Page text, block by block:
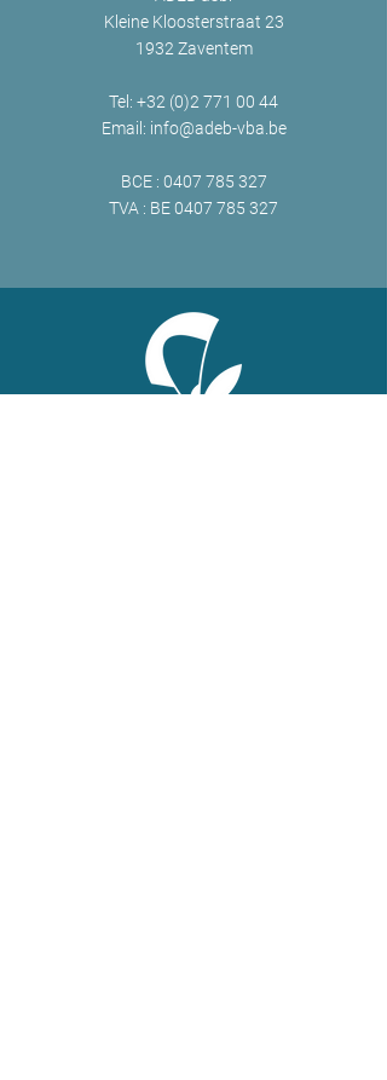
Kleine Kloosterstraat 23
1932 Zaventem
Tel: +32 (0)2 771 00 44
Email: info@adeb-vba.be
BCE : 0407 785 327
TVA : BE0407 785 327